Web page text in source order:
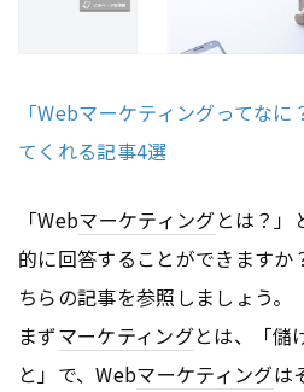
「Webマーケティングってな
てくれる記事4選
「Webマーケティングとは？」
的に回答することができますか
ちらの記事を参照しましょう。
まずマーケティングとは、「儲
と」で、Webマーケティングは